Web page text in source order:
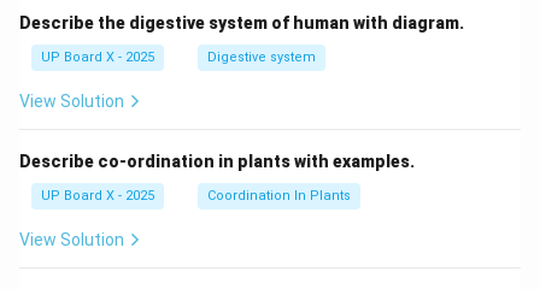
Describe the digestive system of human with diagram.
UP Board X - 2025 Digestive system
View Solution
Describe co-ordination in plants with examples.
UP Board X - 2025 Coordination In Plants
View Solution